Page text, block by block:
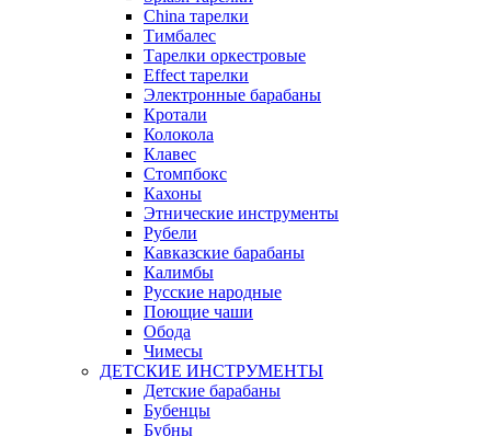
China тарелки
Тимбалес
Тарелки оркестровые
Effect тарелки
Электронные барабаны
Кротали
Колокола
Клавес
Стомпбокс
Кахоны
Этнические инструменты
Рубели
Кавказские барабаны
Калимбы
Русские народные
Поющие чаши
Обода
Чимесы
ДЕТСКИЕ ИНСТРУМЕНТЫ
Детские барабаны
Бубенцы
Бубны